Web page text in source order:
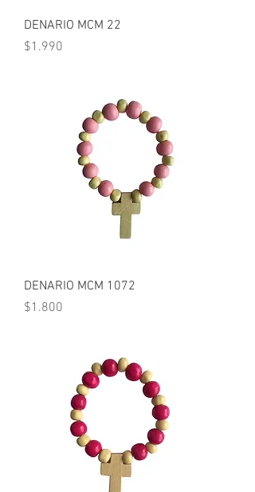
DENARIO MCM 22
Precio
$1.990
DENARIO MCM 1072
Precio
$1.800